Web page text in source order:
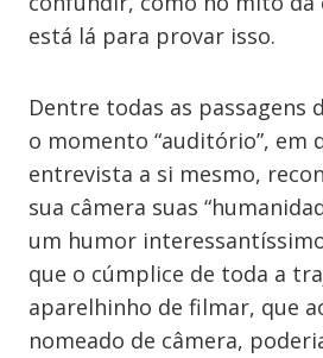
está lá para provar isso.
Dentre todas as passagens
o momento “auditório”, em
entrevista a si mesmo,
sua câmera suas
um humor
que o cúmplice de toda a
aparelhinho de filmar, que
nomeado de câmera,